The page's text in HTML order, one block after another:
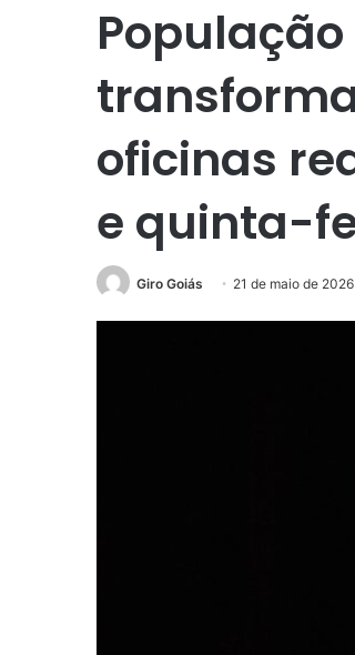
oficinas
e quinta-
Giro Goiás 21 de maio de 2026